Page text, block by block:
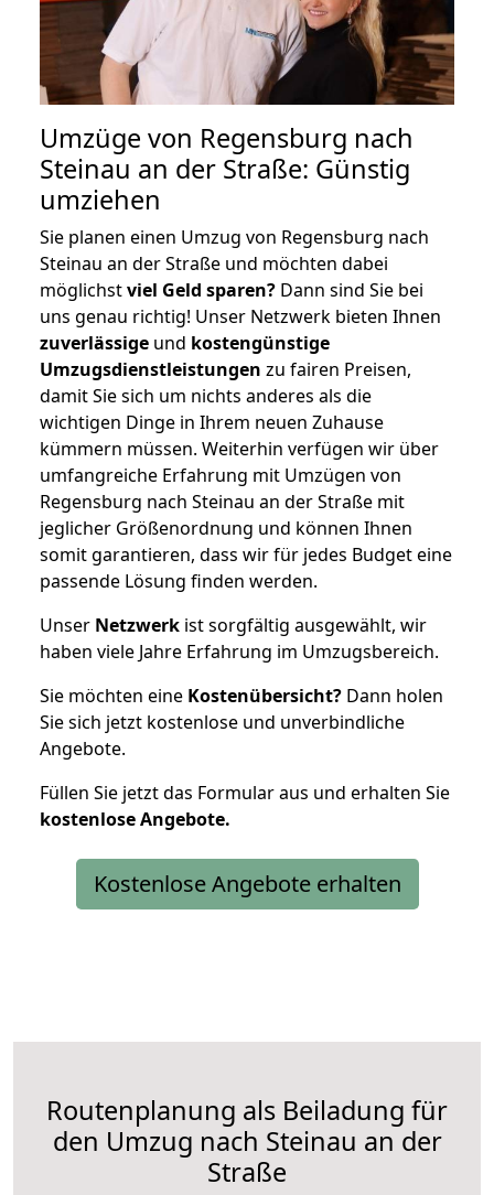
Umzüge von Regensburg nach
Steinau an der Straße: Günstig
umziehen
Sie planen einen Umzug von Regensburg nach
Steinau an der Straße und möchten dabei
möglichstviel Geld sparen? Dann sind Sie bei
uns genau richtig! Unser Netzwerk bieten Ihnen
zuverlässige und kostengünstige
Umzugsdienstleistungen zu fairen Preisen,
damit Sie sich um nichts anderes als die
wichtigen Dinge in Ihrem neuen Zuhause
kümmern müssen. Weiterhin verfügen wir über
umfangreiche Erfahrung mit Umzügen von
Regensburg nach Steinau an der Straße mit
jeglicher Größenordnung und können Ihnen
somit garantieren, dass wir für jedes Budget eine
passende Lösung finden werden.
Unser Netzwerk ist sorgfältig ausgewählt, wir
haben viele Jahre Erfahrung im Umzugsbereich.
Sie möchten eine Kostenübersicht? Dann holen
Sie sich jetzt kostenlose und unverbindliche
Angebote.
Füllen Sie jetzt das Formular aus und erhalten Sie
kostenloseAngebote.
Kostenlose Angebote erhalten
Routenplanung als Beiladung für
den Umzug nach Steinau an der
Straße